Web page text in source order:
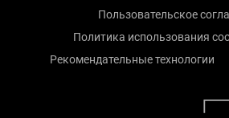
Пользовательское
Политика использования
Рекомендательные технологии